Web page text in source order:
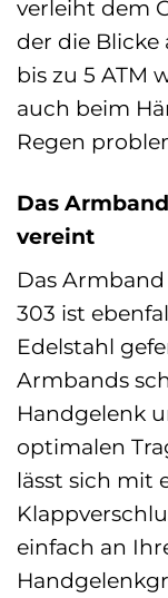
verleiht dem
der die Blicke
bis zu 5 ATM
auch beim
Regen
Das
vereint
Das
303 ist
Edelstahl
Armbands
Handgelenk
optimalen
lässt sich mit
einfach an